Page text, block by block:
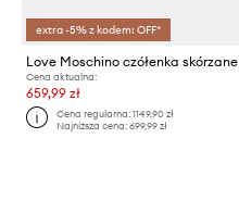
extra -5% z kodem: OFF*
Love Moschino czółenka skórzane
Cena aktualna:
659,99 zł
Cena regularna:1149,90 zł
Najniższa cena:699,99 zł